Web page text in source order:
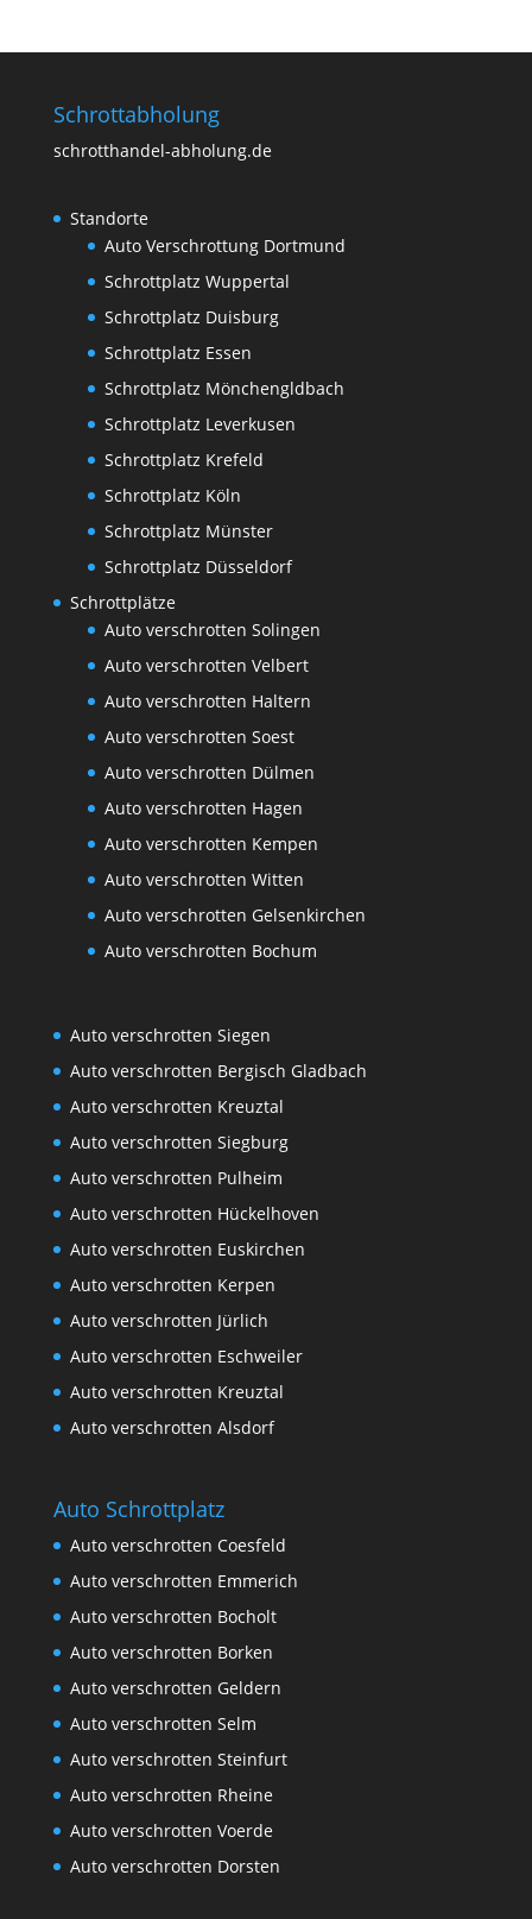
Schrottabholung
schrotthandel-abholung.de
Standorte
Auto Verschrottung Dortmund
Schrottplatz Wuppertal
Schrottplatz Duisburg
Schrottplatz Essen
Schrottplatz Mönchengldbach
Schrottplatz Leverkusen
Schrottplatz Krefeld
Schrottplatz Köln
Schrottplatz Münster
Schrottplatz Düsseldorf
Schrottplätze
Auto verschrotten Solingen
Auto verschrotten Velbert
Auto verschrotten Haltern
Auto verschrotten Soest
Auto verschrotten Dülmen
Auto verschrotten Hagen
Auto verschrotten Kempen
Auto verschrotten Witten
Auto verschrotten Gelsenkirchen
Auto verschrotten Bochum
Auto verschrotten Siegen
Auto verschrotten Bergisch Gladbach
Auto verschrotten Kreuztal
Auto verschrotten Siegburg
Auto verschrotten Pulheim
Auto verschrotten Hückelhoven
Auto verschrotten Euskirchen
Auto verschrotten Kerpen
Auto verschrotten Jürlich
Auto verschrotten Eschweiler
Auto verschrotten Kreuztal
Auto verschrotten Alsdorf
Auto Schrottplatz
Auto verschrotten Coesfeld
Auto verschrotten Emmerich
Auto verschrotten Bocholt
Auto verschrotten Borken
Auto verschrotten Geldern
Auto verschrotten Selm
Auto verschrotten Steinfurt
Auto verschrotten Rheine
Auto verschrotten Voerde
Auto verschrotten Dorsten